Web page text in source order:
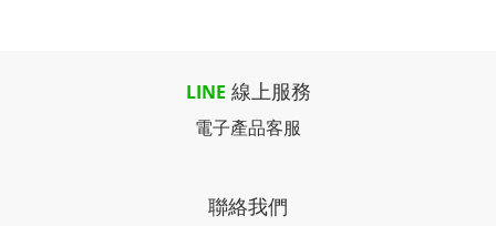
LINE 線上服務
電子產品客服
聯絡我們